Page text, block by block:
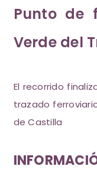
Punto de
Verde del
El recorrido
trazado
de Castilla